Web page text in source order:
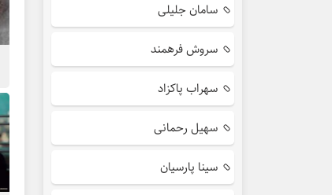
سامان جلیلی
سروش فرهمند
سهراب پاکزاد
سهیل رحمانی
سینا پارسیان